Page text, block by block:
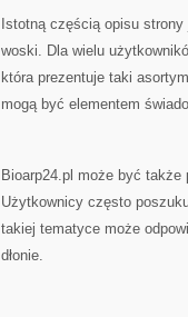
Istotną częścią opisu
woski. Dla wielu
która prezentuje taki
mogą być elementem
Bioarp24.pl może być
Użytkownicy często
takiej tematyce może
dłonie.